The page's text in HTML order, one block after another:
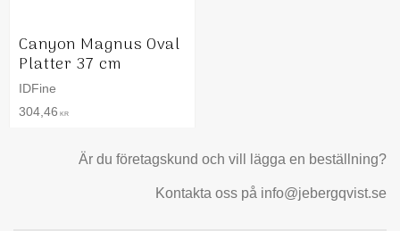
Canyon Magnus Oval
Platter 37 cm
IDFine
304,46 KR
Är du företagskund och vill lägga en beställning?
Kontakta oss på info@jebergqvist.se